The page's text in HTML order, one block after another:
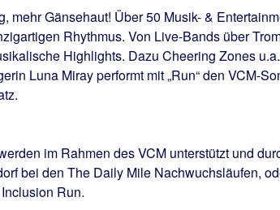
mehr Gänsehaut! Über 50 Musik- &
Rhythmus. Von Live-Bands über
Highlights. Dazu Cheering Zones
Luna Miray performt mit „Run“ den VCM-
im Rahmen des VCM unterstützt und
bei den The Daily Mile Nachwuchsläufen,
Run.